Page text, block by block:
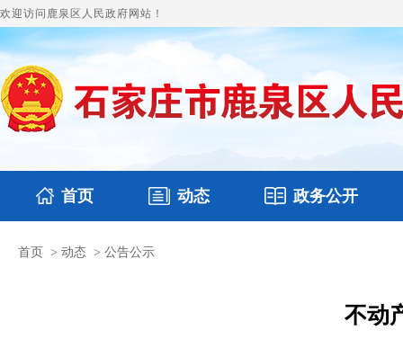
欢迎访问鹿泉区人民政府网站！
首页 动态
国务要闻
政务公开
本区文件
首页 > 动态 > 公告公示
不动